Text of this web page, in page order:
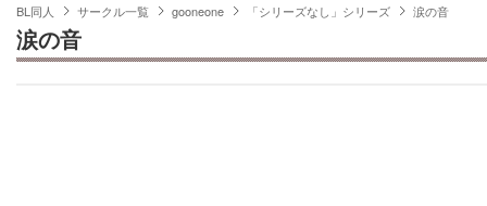
BL同人 サークル一覧 gooneone 「シリーズなし」シリーズ 涙の音
涙の音